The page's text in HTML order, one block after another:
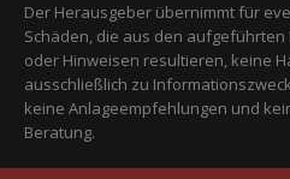
Der Herausgeber übernimmt für
Schäden, die aus den
oder Hinweisen resultieren, keine
ausschließlich zu
keine Anlageempfehlungen und
Beratung.